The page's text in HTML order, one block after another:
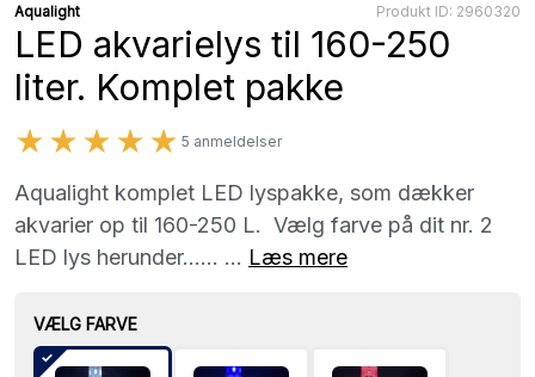
Aqualight Produkt ID: 2960320
LED akvarielys til 160-250
liter. Komplet pakke
★★★★★ 5 anmeldelser
Aqualight komplet LED lyspakke, som dækker
akvarier op til 160-250 L. Vælg farve på dit nr. 2
LED lys herunder...... ... Læs mere
VÆLG FARVE